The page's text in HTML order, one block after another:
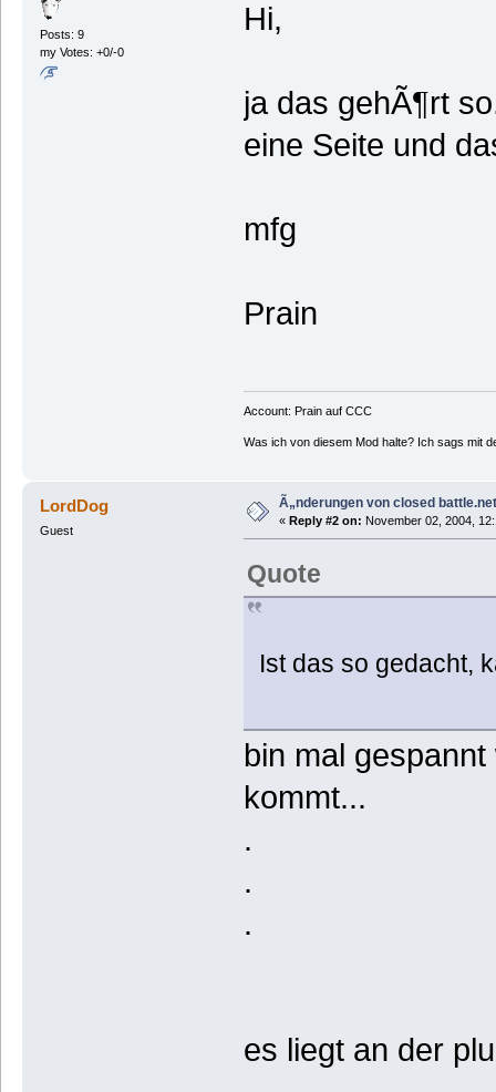
Posts: 9
my Votes: +0/-0
Hi,
ja das gehÃ¶rt
eine Seite und
mfg
Prain
Account: Prain auf CCC
Was ich von diesem Mod halte? Ich sags mit
LordDog
Guest
Ã„nderungen von closed
« Reply #2 on: November 02, 2004,
Quote
Ist das so gedacht,
bin mal
kommt...
.
.
.
es liegt an der